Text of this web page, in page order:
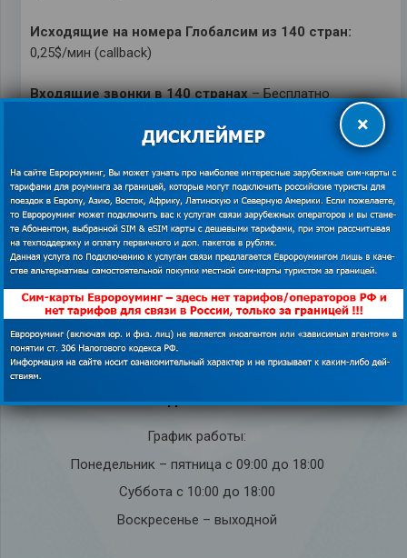
Исходящие на номера Глобалсим из 140 стран:
0,25$/мин (callback)
Входящие звонки в 140 странах– Бесплатно
Подробнее о дополнительных услугах на
GLOBALSIM
ПОДДЕРЖКА СИМ-КАРТ ЕВРОРОУМИНГ
Всегда на связи!
График работы:
Понедельник – пятница с 09:00 до 18:00
Суббота с 10:00 до 18:00
Воскресенье – выходной
×